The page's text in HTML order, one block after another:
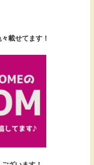
載せてます！